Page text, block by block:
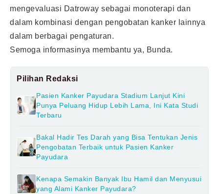
mengevaluasi Datroway sebagai monoterapi dan
dalam kombinasi dengan pengobatan kanker lainnya
dalam berbagai pengaturan.
Semoga informasinya membantu ya, Bunda.
Pilihan Redaksi
Pasien Kanker Payudara Stadium Lanjut Kini
Punya Peluang Hidup Lebih Lama, Ini Kata Studi
Terbaru
Bakal Hadir Tes Darah yang Bisa Tentukan Jenis
Pengobatan Terbaik untuk Pasien Kanker
Payudara
Kenapa Semakin Banyak Ibu Hamil dan Menyusui
yang Alami Kanker Payudara?